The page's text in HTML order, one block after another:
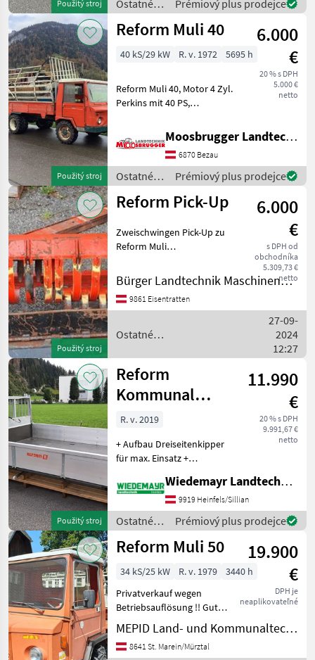
Použitý stroj
gebraucht
Ostatné
poľnohospodárske
silové
Reform
Prémiový plus prodejce
Použitý stroj
Reform Muli 40
6.000
€
20 % s DPH
5.000 €
netto
40 kS/29 kW R. v. 1972 5695 h
Reform Muli 40, Motor 4 Zyl.
Perkins mit 40 PS,
geschlossene Kabine,
Aufbauladewagen mit Hyd.
mechanioschem
Kratzbodenantrieb, Aufb
Moosbrugger Landtechnik GmbH
6870 Bezau
Ostatné
poľnohospodárske
silové
Reform
Prémiový plus prodejce
Použitý stroj
Reform Pick-Up
6.000
€
s DPH od
obchodníka
5.309,73 €
netto
Zweischwingen Pick-Up zu
Reform Muli
mechanischem Kratzboden
Ostatné poľnohospodárske
silové stroje Transporter a
Bürger Landtechnik Maschinenbau
9861 Eisentratten
Ostatné
stroje / Reform
27-09-
2024
12:27
Použitý stroj
Reform
Kommunal
Aufbau
Dreiseitenkipper
11.990
€
20 % s DPH
9.991,67 €
netto
R. v. 2019
+ Aufbau Dreiseitenkipper
für max. Einsatz +
Innenbreite 200 cm + Profi
Alubordwände 40 cm +
Stirnwand Stahl mit 40 cm +
Stangenträger vorn
Wiedemayr Landtechnik GmbH
9919 Heinfels/Sillian
Ostatné
poľnohospodárske
silové
Reform
Prémiový plus prodejce
Reform Muli 50
19.900
€
DPH je
neaplikovateľné
34 kS/25 kW R. v. 1979
3440 h
Privatverkauf wegen
Betriebsauflösung !! Gut
erhaltener Reform Muli mit
Ladepritsche,
Ladewagenaufbau,
MEPID Land- und Kommunaltechnik GmbH
8641 St. Marein/Mürztal